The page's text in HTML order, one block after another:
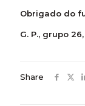
Obrigado do
G. P., grupo
Share